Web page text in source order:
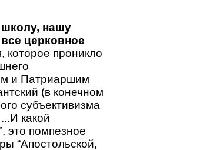
нашу
церковное
которое проникло
и Патриаршим
(в конечном
субъективизма
какой
это помпезное
“Апостольской,